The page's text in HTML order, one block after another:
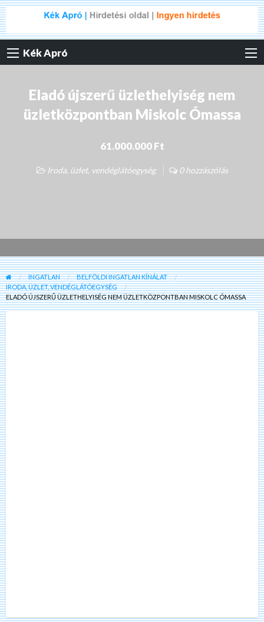
Kék Apró
Eladó újszerű üzlethelyiség nem
üzletközpontban Miskolc Ómassa
61.000.000 Ft
Iroda, üzlet, vendéglátóegység 0 hozzászólás
INGATLAN
BELFÖLDI INGATLAN KÍNÁLAT
IRODA, ÜZLET, VENDÉGLÁTÓEGYSÉG
ELADÓ ÚJSZERŰ ÜZLETHELYISÉG NEM ÜZLETKÖZPONTBAN MISKOLC ÓMASSA